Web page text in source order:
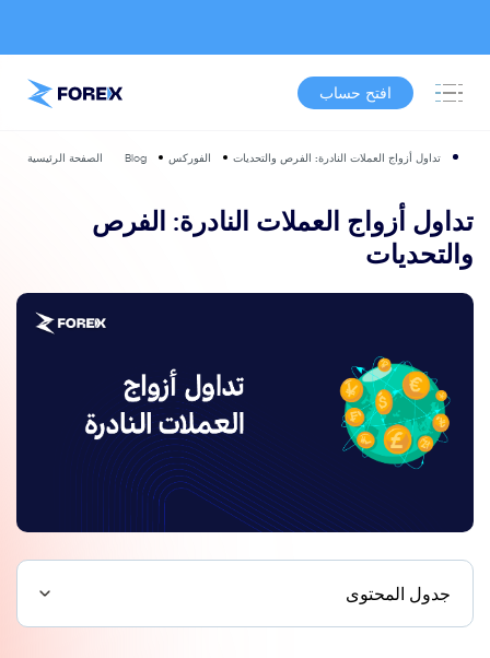
افتح حساب
الصفحة الرئيسية Blog الفوركس تداول أزواج العملات النادرة: الفرص والتحديات
تداول أزواج العملات النادرة: الفرص
والتحديات
جدول المحتوى